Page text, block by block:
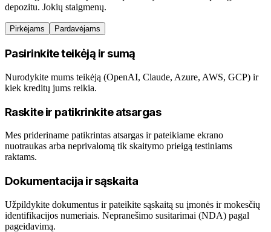
depozitu. Jokių staigmenų.
Pirkėjams Pardavėjams
Pasirinkite teikėją ir sumą
Nurodykite mums teikėją (OpenAI, Claude, Azure, AWS, GCP) ir
kiek kreditų jums reikia.
Raskite ir patikrinkite atsargas
Mes prideriname patikrintas atsargas ir pateikiame ekrano
nuotraukas arba neprivalomą tik skaitymo prieigą testiniams
raktams.
Dokumentacija ir sąskaita
Užpildykite dokumentus ir pateikite sąskaitą su įmonės ir mokesčių
identifikacijos numeriais. Nepranešimo susitarimai (NDA) pagal
pageidavimą.